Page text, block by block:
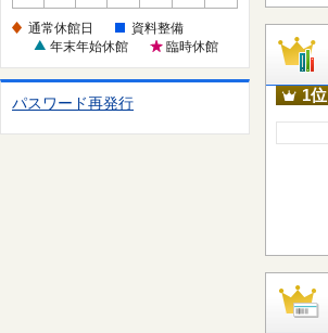
館
日
休
日
通常休館日
資料整備
年末年始休館
臨時休館
パスワード再発行 1位